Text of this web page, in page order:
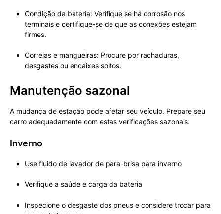
Condição da bateria: Verifique se há corrosão nos
terminais e certifique-se de que as conexões estejam
firmes.
Correias e mangueiras: Procure por rachaduras,
desgastes ou encaixes soltos.
Manutenção sazonal
A mudança de estação pode afetar seu veículo. Prepare seu
carro adequadamente com estas verificações sazonais.
Inverno
Use fluido de lavador de para-brisa para inverno
Verifique a saúde e carga da bateria
Inspecione o desgaste dos pneus e considere trocar para